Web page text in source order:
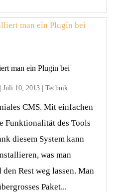
man ein Plugin bei
Juli 10, 2013| Technik
CMS. Mit einfachen
Funktionalität des Tools
diesem System kann
was man
Rest weg lassen. Man
Paket...